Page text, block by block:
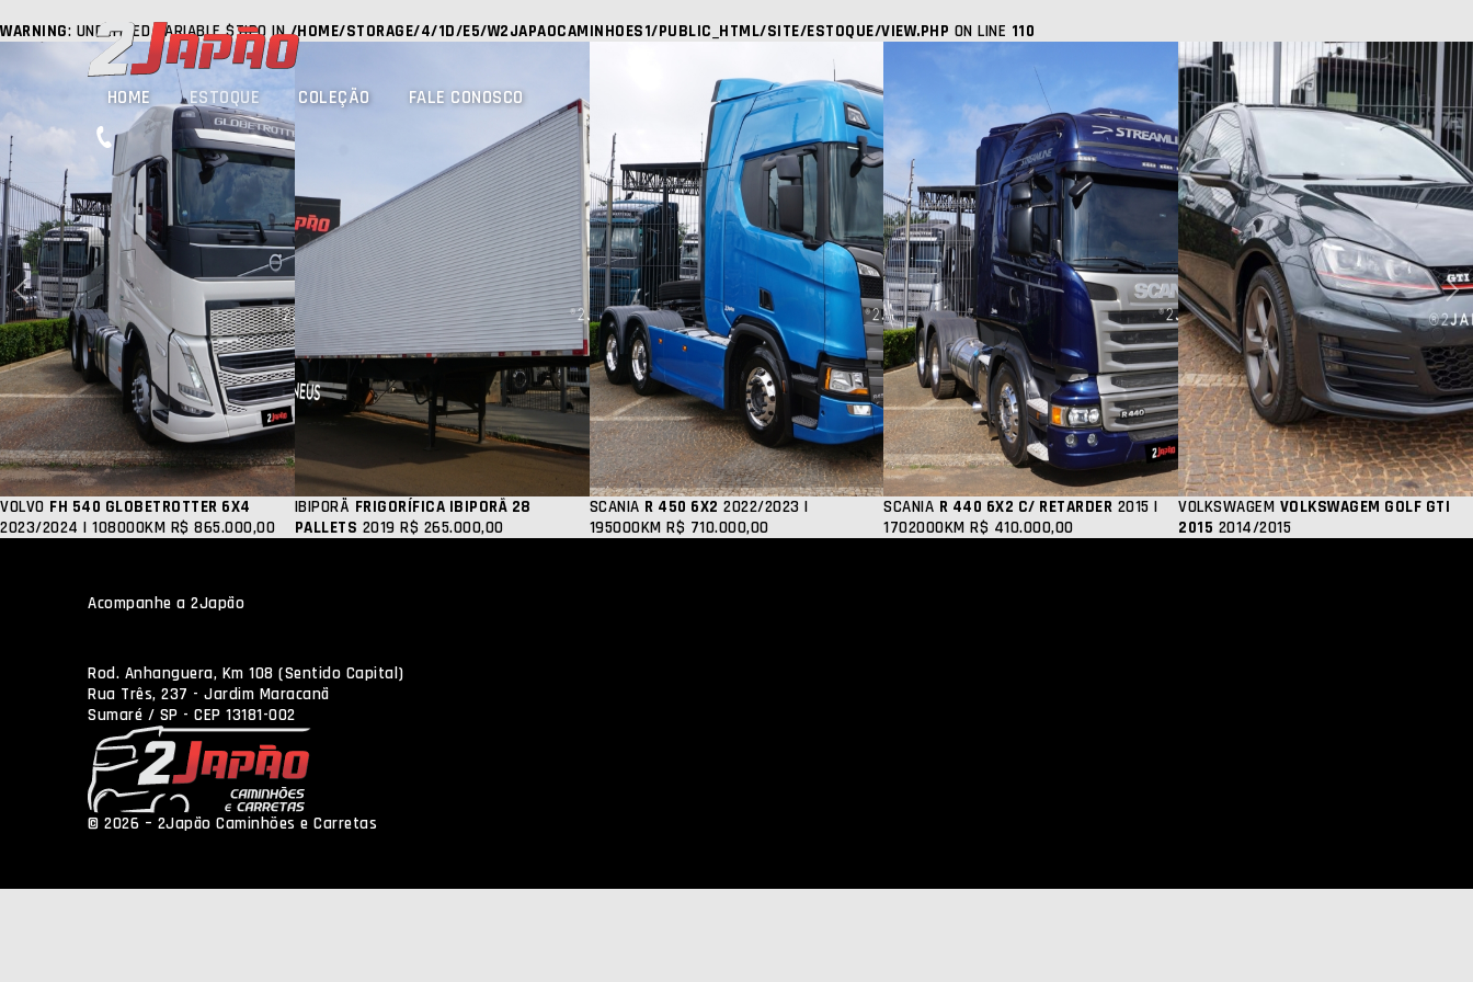
WARNING: UNDEFINED VARIABLE $TIPO IN/HOME/STORAGE/4/1D/E5/W2JAPAOCAMINHOES1/PUBLIC_HTML/SITE/ESTOQUE/VIEW.PHP ON LINE 110
HOME ESTOQUE COLEÇÃO FALE CONOSCO
VOLVO FH 540 GLOBETROTTER 6X4
2023/2024 | 108000KM R$ 865.000,00
IBIPORÃ FRIGORÍFICA IBIPORÃ 28
PALLETS 2019 R$ 265.000,00
SCANIA R 450 6X2 2022/2023 |
195000KM R$ 710.000,00
SCANIA R 440 6X2 C/ RETARDER 2015 |
1702000KM R$ 410.000,00
VOLKSWAGEM VOLKSWAGEM GOLF GTI
2015 2014/2015
Acompanhe a 2Japão
Rod. Anhanguera, Km 108 (Sentido Capital)
Rua Três, 237 - Jardim Maracanã
Sumaré / SP - CEP 13181-002
© 2026 – 2Japão Caminhões e Carretas